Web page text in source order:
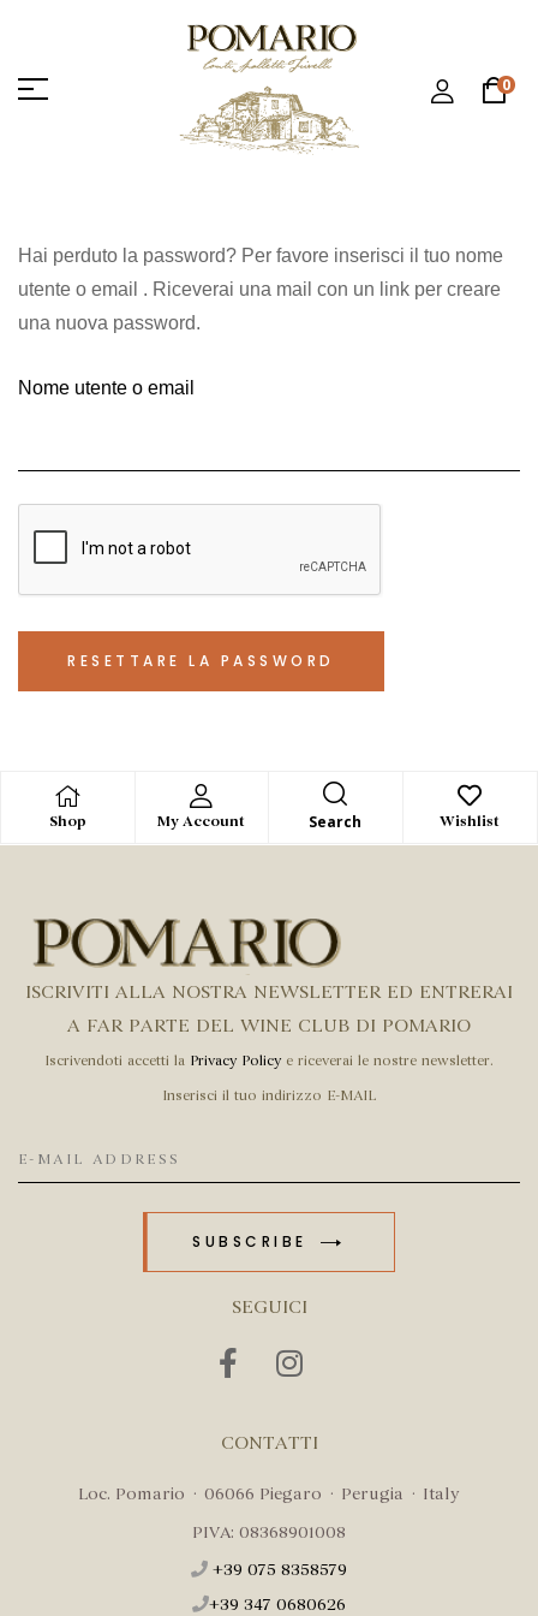
0
Hai perduto la password? Per favore inserisci il tuo nome
utente o email . Riceverai una mail con un link per creare
una nuova password.
Nome utente o email
RESETTARE LA PASSWORD
Shop My Account Search Wishlist
ISCRIVITI ALLA NOSTRA NEWSLETTER ED ENTRERAI
A FAR PARTE DEL WINE CLUB DI POMARIO
Iscrivendoti accetti la Privacy Policy e riceverai le nostre newsletter.
Inserisci il tuo indirizzo E-MAIL
SUBSCRIBE
SEGUICI
CONTATTI
Loc. Pomario · 06066 Piegaro · Perugia · Italy
PIVA: 08368901008
+39 075 8358579
+39 347 0680626